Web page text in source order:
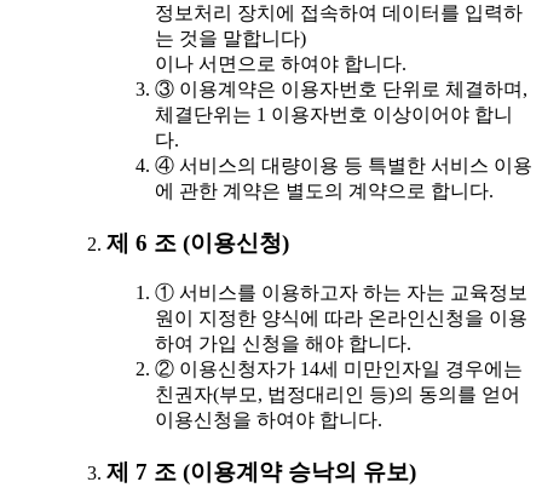
정보처리 장치에 접속하여 데이터를 입력하
는 것을 말합니다)
이나 서면으로 하여야 합니다.
③ 이용계약은 이용자번호 단위로 체결하며,
체결단위는 1 이용자번호 이상이어야 합니
다.
④ 서비스의 대량이용 등 특별한 서비스 이용
에 관한 계약은 별도의 계약으로 합니다.
제 6 조 (이용신청)
① 서비스를 이용하고자 하는 자는 교육정보
원이 지정한 양식에 따라 온라인신청을 이용
하여 가입 신청을 해야 합니다.
② 이용신청자가 14세 미만인자일 경우에는
친권자(부모, 법정대리인 등)의 동의를 얻어
이용신청을 하여야 합니다.
제 7 조 (이용계약 승낙의 유보)